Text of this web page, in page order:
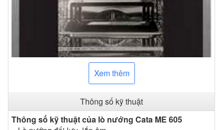
Hình ảnh củalò nướng Cata ME 605 TCP
Xem thêm
Thông số kỹ thuật
Thông số kỹ thuật của lò nướng Cata ME 605